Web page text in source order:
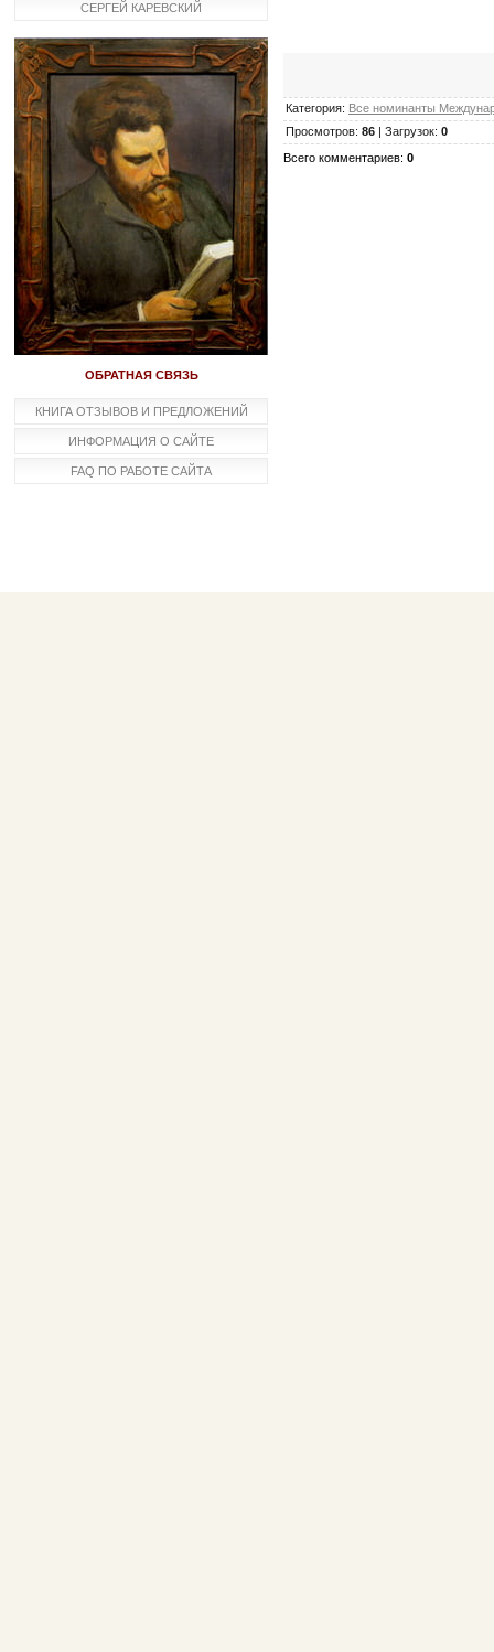
СЕРГЕЙ КАРЕВСКИЙ
ОБРАТНАЯ СВЯЗЬ
КНИГА ОТЗЫВОВ И ПРЕДЛОЖЕНИЙ
ИНФОРМАЦИЯ О САЙТЕ
FAQ ПО РАБОТЕ САЙТА
Категория: Все номинанты
Просмотров: 86 | Загрузок: 0
Всего комментариев: 0